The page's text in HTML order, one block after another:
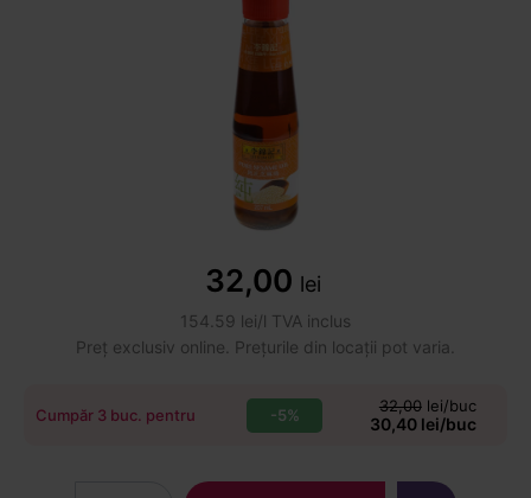
32,00 lei
154.59 lei/l TVA inclus
Preț exclusiv online. Prețurile din locații pot varia.
Cumpăr 3 buc. pentru -5% 32,00lei/buc
30,40 lei/buc